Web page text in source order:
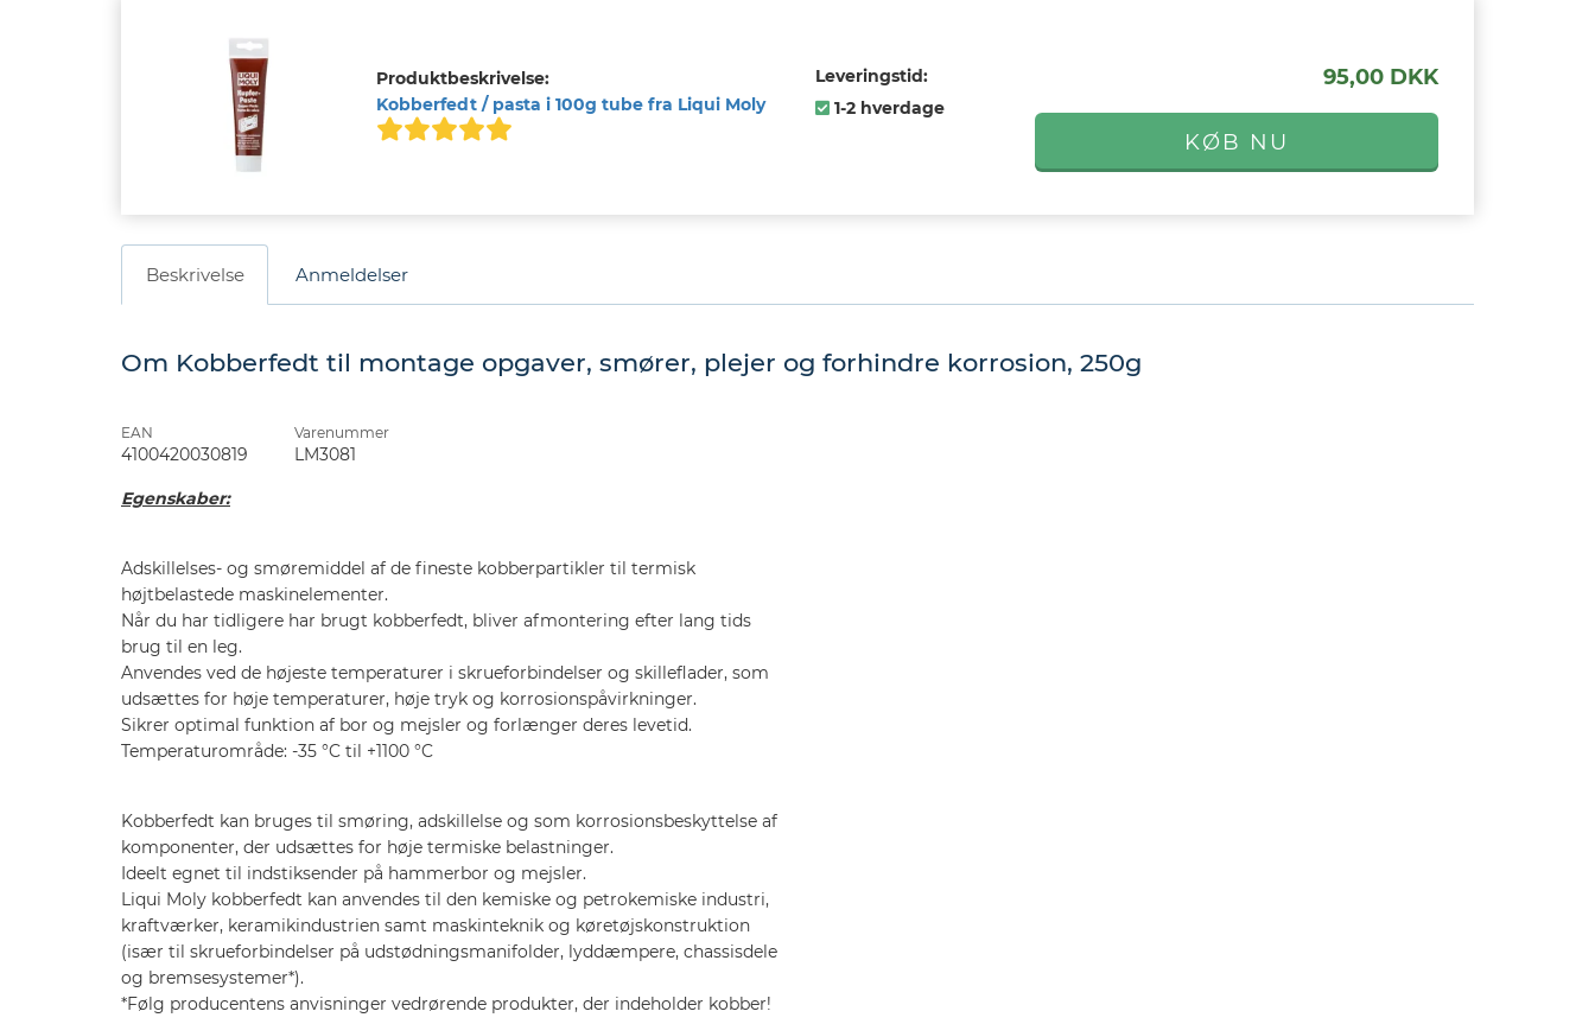
Produktbeskrivelse:
Kobberfedt / pasta i 100g tube fra Liqui Moly
Leveringstid:
1-2 hverdage
95,00 DKK
Beskrivelse Anmeldelser
Om Kobberfedt til montage opgaver, smører, plejer og forhindre korrosion, 250g
EAN
4100420030819
Varenummer
LM3081
Egenskaber:
Adskillelses- og smøremiddel af de fineste kobberpartikler til termisk
højtbelastede maskinelementer.
Når du har tidligere har brugt kobberfedt, bliver afmontering efter lang tids
brug til en leg.
Anvendes ved de højeste temperaturer i skrueforbindelser og skilleflader, som
udsættes for høje temperaturer, høje tryk og korrosionspåvirkninger.
Sikrer optimal funktion af bor og mejsler og forlænger deres levetid.
Temperaturområde: -35 °C til +1100 °C
Kobberfedt kan bruges til smøring, adskillelse og som korrosionsbeskyttelse af
komponenter, der udsættes for høje termiske belastninger.
Ideelt egnet til indstiksender på hammerbor og mejsler.
Liqui Moly kobberfedt kan anvendes til den kemiske og petrokemiske industri,
kraftværker, keramikindustrien samt maskinteknik og køretøjskonstruktion
(især til skrueforbindelser på udstødningsmanifolder, lyddæmpere, chassisdele
og bremsesystemer*).
*Følg producentens anvisninger vedrørende produkter, der indeholder kobber!